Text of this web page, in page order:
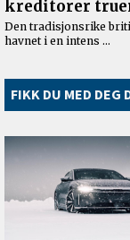
FIKK DU MED DEG